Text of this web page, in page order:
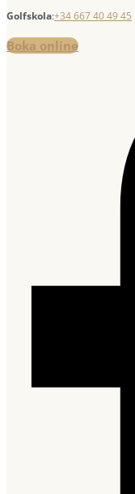
Golfskola:+34 667 40 49 45
Boka online